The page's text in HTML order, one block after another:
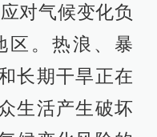
对气候变化负
区。热浪、暴
长期干旱正在
生活产生破坏